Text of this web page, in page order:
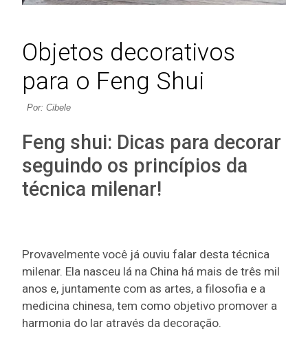
Objetos decorativos
para o Feng Shui
Por: Cibele
Feng shui: Dicas para decorar
seguindo os princípios da
técnica milenar!
Provavelmente você já ouviu falar desta técnica
milenar. Ela nasceu lá na China há mais de três mil
anos e, juntamente com as artes, a filosofia e a
medicina chinesa, tem como objetivo promover a
harmonia do lar através da decoração.